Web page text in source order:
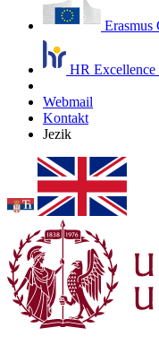
Erasmus
HR Excellence
Webmail
Kontakt
Jezik